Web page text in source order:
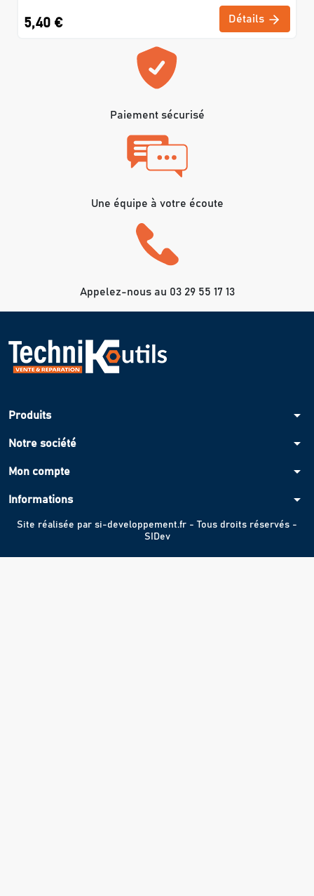
5,40 € Détails
Paiement sécurisé
Une équipe à votre écoute
Appelez-nous au 03 29 55 17 13
Produits arrow_drop_down
Notre société arrow_drop_down
Mon compte arrow_drop_down
Informations arrow_drop_down
Site réalisée par si-developpement.fr - Tous droits réservés -
SIDev